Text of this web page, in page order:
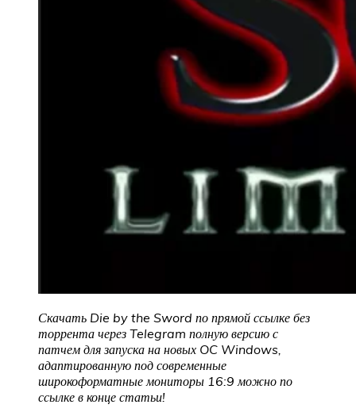
Скачать Die by the Sword по прямой ссылке без
торрента через Telegram полную версию с
патчем для запуска на новых OC Windows,
адаптированную под современные
широкоформатные мониторы 16:9 можно по
ссылке в конце статьи!